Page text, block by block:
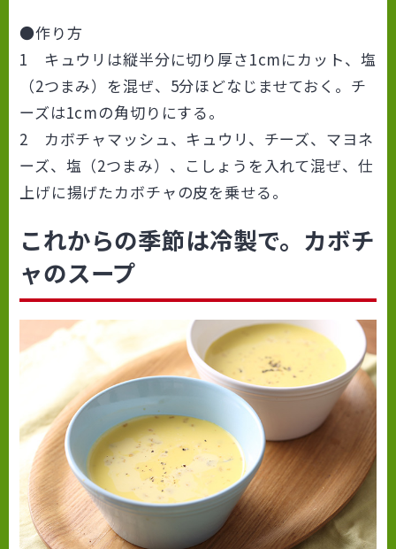
●作り方
1 キュウリは縦半分に切り厚さ1cmにカット、塩
（2つまみ）を混ぜ、5分ほどなじませておく。チ
ーズは1cmの角切りにする。
2 カボチャマッシュ、キュウリ、チーズ、マヨネ
ーズ、塩（2つまみ）、こしょうを入れて混ぜ、仕
上げに揚げたカボチャの皮を乗せる。
これからの季節は冷製で。カボチ
ャのスープ